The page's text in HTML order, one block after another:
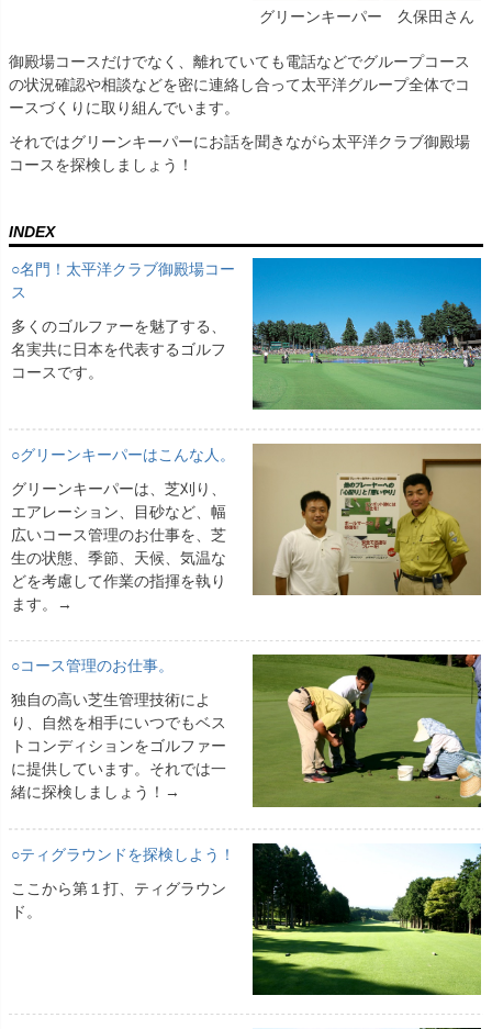
グリーンキーパー 久保田さん
御殿場コースだけでなく、離れていても電話などでグループコース
の状況確認や相談などを密に連絡し合って太平洋グループ全体でコ
ースづくりに取り組んでいます。
それではグリーンキーパーにお話を聞きながら太平洋クラブ御殿場
コースを探検しましょう！
INDEX
○名門！太平洋クラブ御殿場コー
ス
多くのゴルファーを魅了する、
名実共に日本を代表するゴルフ
コースです。
○グリーンキーパーはこんな人。
グリーンキーパーは、芝刈り、
エアレーション、目砂など、幅
広いコース管理のお仕事を、芝
生の状態、季節、天候、気温な
どを考慮して作業の指揮を執り
ます。→
○コース管理のお仕事。
独自の高い芝生管理技術によ
り、自然を相手にいつでもベス
トコンディションをゴルファー
に提供しています。それでは一
緒に探検しましょう！→
○ティグラウンドを探検しよう！
ここから第１打、ティグラウン
ド。